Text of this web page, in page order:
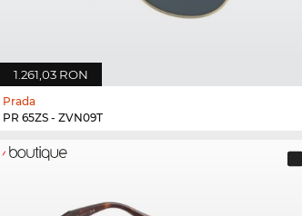
1.261,03 RON
Prada
PR 65ZS - ZVN09T